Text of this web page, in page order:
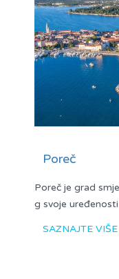
Poreč
Poreč je grad
g svoje
SAZNAJTE VIŠE